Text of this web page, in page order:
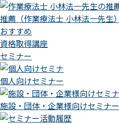
推薦（作業療法士 小林法一先生）
おすすめ
資格取得講座
セミナー
個人向けセミナー
施設・団体・企業様向けセミナー